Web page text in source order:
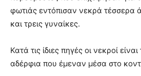
φωτιάς εντόπισαν νεκρά τέσσερα
και τρεις γυναίκες.
Κατά τις ίδιες πηγές οι νεκροί
αδέρφια που έμεναν μέσα στο